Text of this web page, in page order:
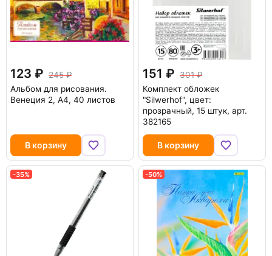
123
245
Альбом для рисования.
Венеция 2, А4, 40 листов
В корзину
151
301
Комплект обложек
"Silwerhof", цвет:
прозрачный, 15 штук, арт.
382165
В корзину
-35% -50%